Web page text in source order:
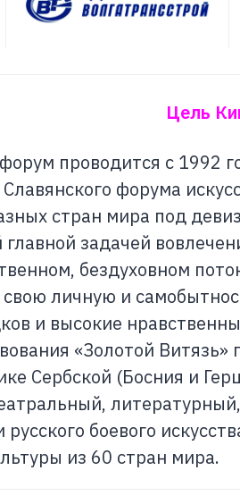
Цель
проводится с 1992
форума
стран мира под
главной задачей
бездуховном
личную и
и высокие
«Золотой
Сербской (Босния и
боевого
из 60 стран мира.